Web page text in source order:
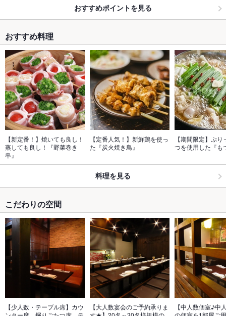
おすすめポイントを見る
おすすめ料理
【新定番！】焼いても良し！
蒸しても良し！『野菜巻き
串』
【定番人気！】新鮮鶏を使っ
た『炭火焼き鳥』
【期間限定】ぷ
つを使用した『も
料理を見る
こだわりの空間
【少人数・テーブル席】カウ
【大人数宴会のご予約承りま
【中人数個室♪中